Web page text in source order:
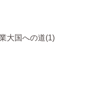
大国への道(1)